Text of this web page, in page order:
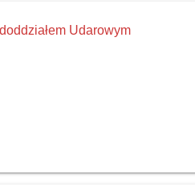
Udarowym